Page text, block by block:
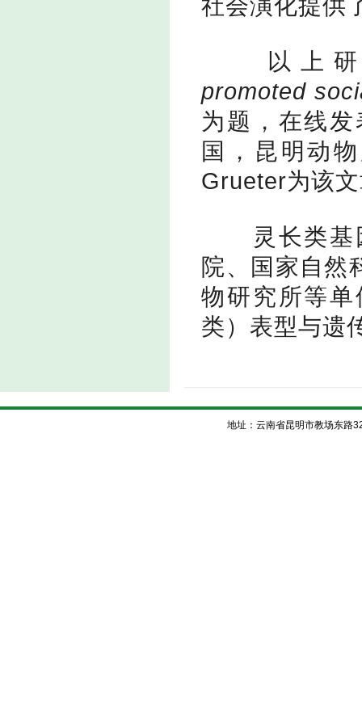
社会演化提供
以上
promoted
为题，在线
国，昆明动
Grueter为该
灵长类
院、国家自然
物研究所等
类）表型与遗
地址：云南省昆明市教场东